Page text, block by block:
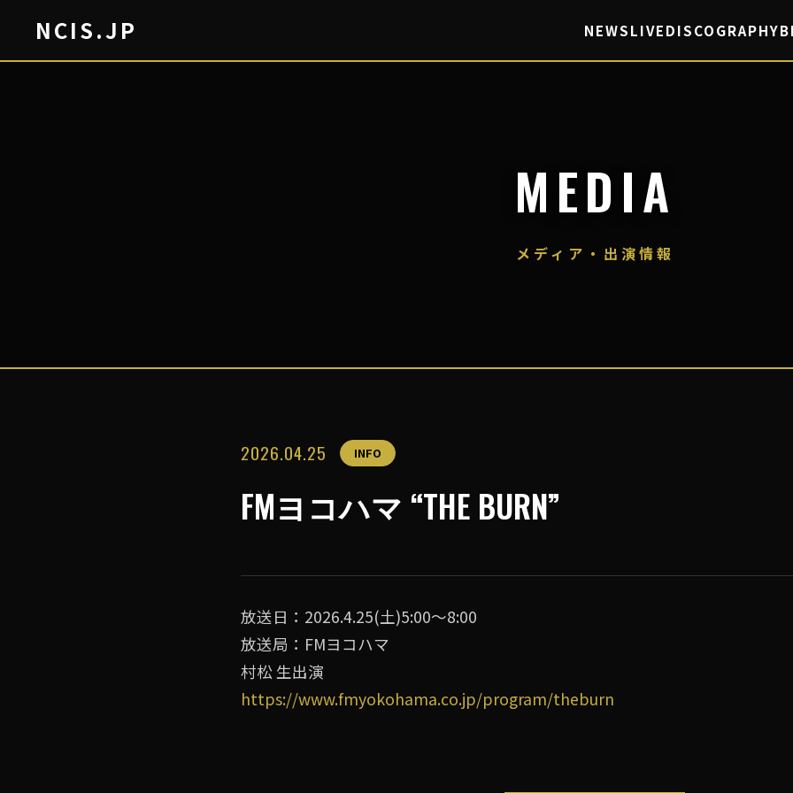
NCIS.JP NEWSLIVEDISCOGRAPHY
MEDIA
メディア・出演情報
2026.04.25 INFO
FMヨコハマ “THE BURN”
放送日：2026.4.25(土)5:00〜8:00
放送局：FMヨコハマ
村松 生出演
https://www.fmyokohama.co.jp/program/theburn